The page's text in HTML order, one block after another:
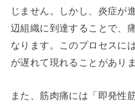
じません。
しかし、炎症が
辺組織に到達することで、
なります。
このプロセスに
が遅れて現れることがありま
また、筋肉痛には「即発性